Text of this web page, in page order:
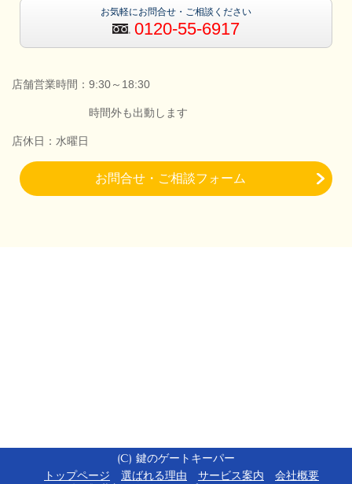
お気軽にお問合せ・ご相談ください
0120-55-6917
店舗営業時間：9:30～18:30
時間外も出動します
店休日：水曜日
お問合せ・ご相談フォーム
(C) 鍵のゲートキーパー
トップページ
選ばれる理由 サービス案内
会社概要